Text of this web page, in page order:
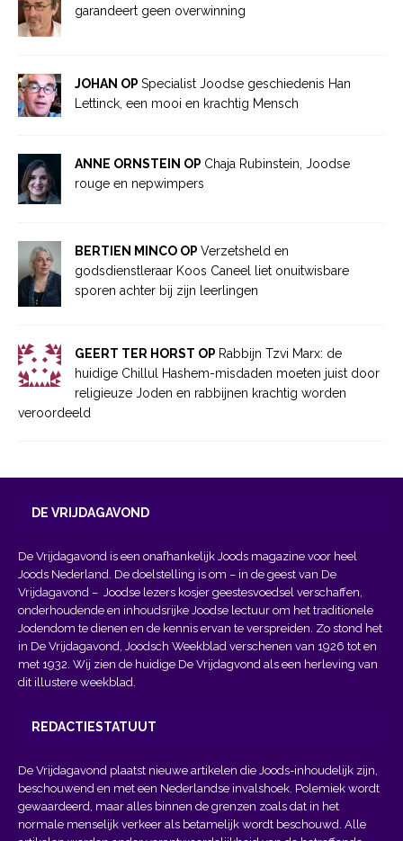
garandeert geen overwinning
JOHAN OP Specialist Joodse geschiedenis Han
Lettinck, een mooi en krachtig Mensch
ANNE ORNSTEIN OP Chaja Rubinstein, Joodse
rouge en nepwimpers
BERTIEN MINCO OP Verzetsheld en
godsdienstleraar Koos Caneel liet onuitwisbare
sporen achter bij zijn leerlingen
GEERT TER HORST OP Rabbijn Tzvi Marx: de
huidige Chillul Hashem-misdaden moeten juist door
religieuze Joden en rabbijnen krachtig worden
veroordeeld
DE VRIJDAGAVOND
De Vrijdagavond is een onafhankelijk Joods magazine voor heel
Joods Nederland. De doelstelling is om – in de geest van De
Vrijdagavond – Joodse lezers kosjer geestesvoedsel verschaffen,
onderhoudende en inhoudsrijke Joodse lectuur om het traditionele
Jodendom te dienen en de kennis ervan te verspreiden. Zo stond het
in De Vrijdagavond, Joodsch Weekblad verschenen van 1926 tot en
met 1932. Wij zien de huidige De Vrijdagvond als een herleving van
dit illustere weekblad.
REDACTIESTATUUT
De Vrijdagavond plaatst nieuwe artikelen die Joods-inhoudelijk zijn,
beschouwend en met een Nederlandse invalshoek. Polemiek wordt
gewaardeerd, maar alles binnen de grenzen zoals dat in het
normale menselijk verkeer als betamelijk wordt beschouwd. Alle